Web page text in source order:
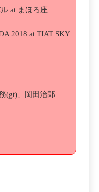
at まほろ座
2018 at TIAT SKY
(gt)、岡田治郎